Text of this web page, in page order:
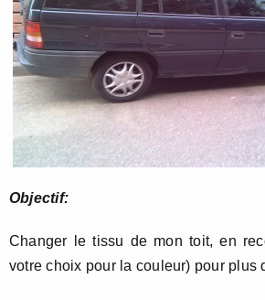
Objectif:
Changer le tissu de mon toit, en
votre choix pour la couleur) pour plus